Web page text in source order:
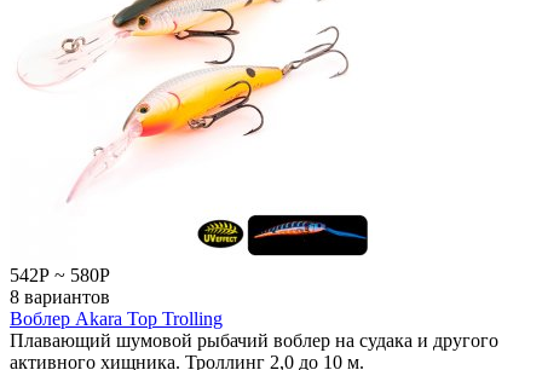
542Р ~ 580Р
8 вариантов
Воблер Akara Top Trolling
Плавающий шумовой рыбачий воблер на судака и другого
активного хищника. Троллинг 2,0 до 10 м.